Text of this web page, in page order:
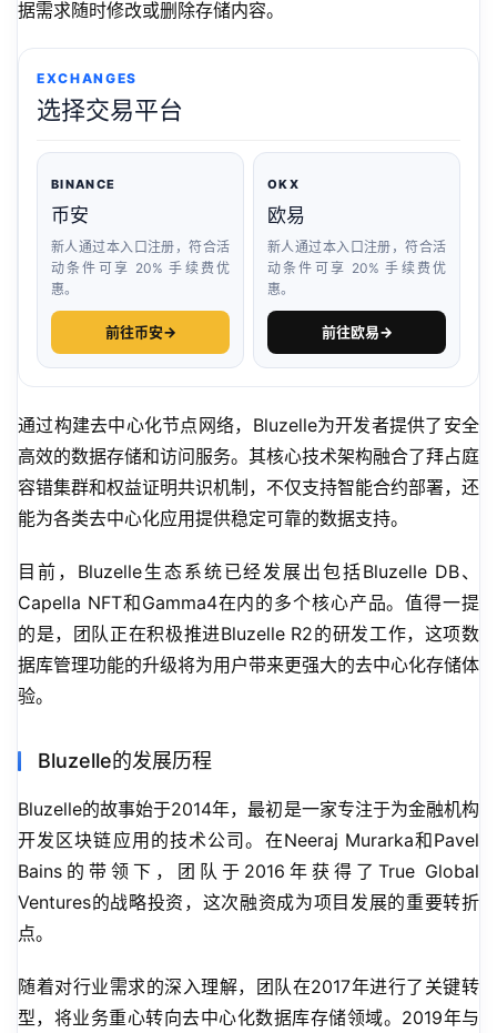
据需求随时修改或删除存储内容。
EXCHANGES
选择交易平台
BINANCE
币安
新人通过本入口注册，符合活
动条件可享 20% 手续费优
惠。
前往币安→
OKX
欧易
新人通过本入口注册，符合活
动条件可享 20% 手续费优
惠。
前往欧易→
通过构建去中心化节点网络，Bluzelle为开发者提供了安全
高效的数据存储和访问服务。其核心技术架构融合了拜占庭
容错集群和权益证明共识机制，不仅支持智能合约部署，还
能为各类去中心化应用提供稳定可靠的数据支持。
目前，Bluzelle生态系统已经发展出包括Bluzelle DB、
Capella NFT和Gamma4在内的多个核心产品。值得一提
的是，团队正在积极推进Bluzelle R2的研发工作，这项数
据库管理功能的升级将为用户带来更强大的去中心化存储体
验。
Bluzelle的发展历程
Bluzelle的故事始于2014年，最初是一家专注于为金融机构
开发区块链应用的技术公司。在Neeraj Murarka和Pavel
Bains的带领下，团队于2016年获得了True Global
Ventures的战略投资，这次融资成为项目发展的重要转折
点。
随着对行业需求的深入理解，团队在2017年进行了关键转
型，将业务重心转向去中心化数据库存储领域。2019年与